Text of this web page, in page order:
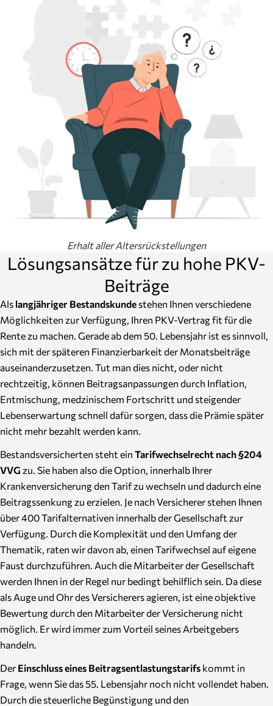
Erhalt aller Altersrückstellungen
Lösungsansätze für zu hohe PKV-
Beiträge
Als langjähriger Bestandskunde stehen Ihnen verschiedene
Möglichkeiten zur Verfügung, Ihren PKV-Vertrag fit für die
Rente zu machen. Gerade ab dem 50. Lebensjahr ist es sinnvoll,
sich mit der späteren Finanzierbarkeit der Monatsbeiträge
auseinanderzusetzen. Tut man dies nicht, oder nicht
rechtzeitig, können Beitragsanpassungen durch Inflation,
Entmischung, medzinischem Fortschritt und steigender
Lebenserwartung schnell dafür sorgen, dass die Prämie später
nicht mehr bezahlt werden kann.
Bestandsversicherten steht ein Tarifwechselrecht nach §204
VVG zu. Sie haben also die Option, innerhalb Ihrer
Krankenversicherung den Tarif zu wechseln und dadurch eine
Beitragssenkung zu erzielen. Je nach Versicherer stehen Ihnen
über 400 Tarifalternativen innerhalb der Gesellschaft zur
Verfügung. Durch die Komplexität und den Umfang der
Thematik, raten wir davon ab, einen Tarifwechsel auf eigene
Faust durchzuführen. Auch die Mitarbeiter der Gesellschaft
werden Ihnen in der Regel nur bedingt behilflich sein. Da diese
als Auge und Ohr des Versicherers agieren, ist eine objektive
Bewertung durch den Mitarbeiter der Versicherung nicht
möglich. Er wird immer zum Vorteil seines Arbeitgebers
handeln.
Der Einschluss eines Beitragsentlastungstarifs kommt in
Frage, wenn Sie das 55. Lebensjahr noch nicht vollendet haben.
Durch die steuerliche Begünstigung und den